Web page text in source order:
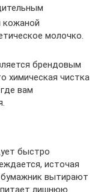
кожаной
молочко.
брендовым
химическая чистка
вам
быстро
источая
вытирают
лишнюю